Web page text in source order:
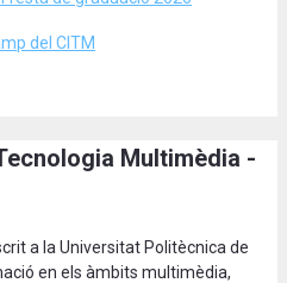
del CITM
Multimèdia -
a la Universitat Politècnica de
en els àmbits multimèdia,